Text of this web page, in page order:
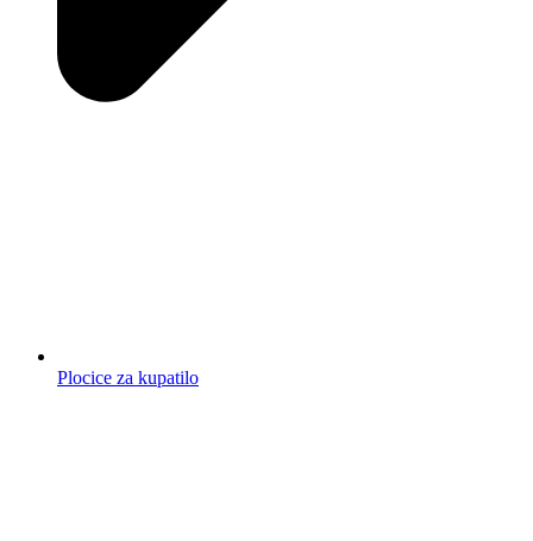
Plocice za kupatilo